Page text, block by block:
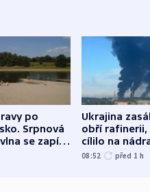
po
Srpnová
se zapíše
Ukrajina
obří rafinerii,
cílilo na
autobus
08:52 před 1 h